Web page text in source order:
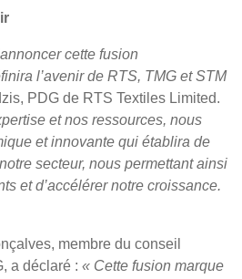
cette fusion
l’avenir de RTS, TMG et STM
PDG de RTS Textiles Limited.
et nos ressources, nous
et innovante qui établira de
secteur, nous permettant ainsi
et d’accélérer notre croissance.
membre du conseil
a déclaré : « Cette fusion marque